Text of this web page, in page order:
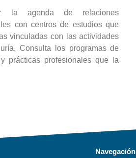
la agenda de relaciones
con centros de estudios que
vinculadas con las actividades
Consulta los programas de
prácticas profesionales que la
Navegación